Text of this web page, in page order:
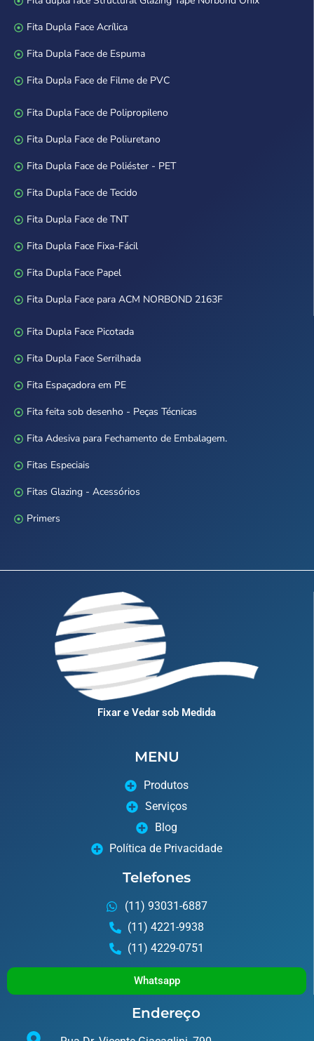
Fita Dupla Face Acrílica
Fita Dupla Face de Espuma
Fita Dupla Face de Filme de PVC
Fita Dupla Face de Polipropileno
Fita Dupla Face de Poliuretano
Fita Dupla Face de Poliéster - PET
Fita Dupla Face de Tecido
Fita Dupla Face de TNT
Fita Dupla Face Fixa-Fácil
Fita Dupla Face Papel
Fita Dupla Face para ACM NORBOND 2163F
Fita Dupla Face Picotada
Fita Dupla Face Serrilhada
Fita Espaçadora em PE
Fita feita sob desenho - Peças Técnicas
Fita Adesiva para Fechamento de Embalagem.
Fitas Especiais
Fitas Glazing - Acessórios
Primers
Fixar e Vedar sob Medida
MENU
Produtos
Serviços
Blog
Política de Privacidade
Telefones
(11) 93031-6887
(11) 4221-9938
(11) 4229-0751
Whatsapp
Endereço